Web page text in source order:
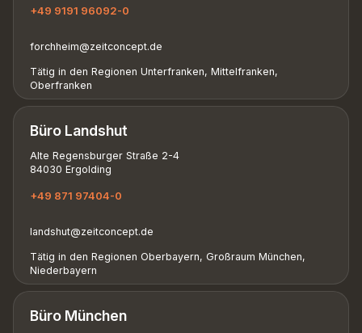
+49 9191 96092-0
forchheim@zeitconcept.de
Tätig in den Regionen Unterfranken, Mittelfranken,
Oberfranken
Büro Landshut
Alte Regensburger Straße 2-4
84030 Ergolding
+49 871 97404-0
landshut@zeitconcept.de
Tätig in den Regionen Oberbayern, Großraum München,
Niederbayern
Büro München